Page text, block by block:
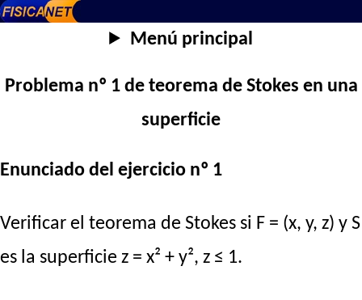
Menú principal
Problema nº 1 de teorema de Stokes en una
superficie
Enunciado del ejercicio nº 1
Verificar el teorema de Stokes si F = (x, y, z) y S
es la superficie z = x² + y², z ≤ 1.